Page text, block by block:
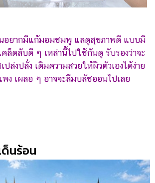
อยากมีแก้มอมชมพู แลดูสุขภาพดี แบบมี
คล็ดลับดี ๆ เหล่านี้ไปใช้กันดู รับรองว่าจะ
ล่งปลั่ง เติมความสวยให้ผิวตัวเองได้ง่าย
พง เผลอ ๆ อาจจะลืมบลัชออนไปเลย
ด็นร้อน